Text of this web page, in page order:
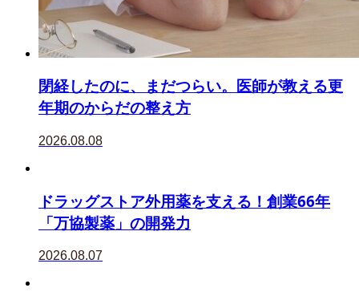
閉経したのに、まだつらい。医師が教える更
年期のからだの整え方
2026.08.08
ドラッグストア外用薬を支える！創業66年
「万協製薬」の開発力
2026.08.07